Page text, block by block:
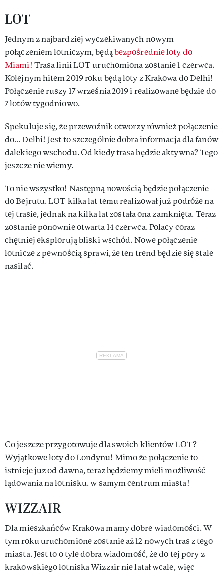
LOT
Jednym z najbardziej wyczekiwanych nowym
połączeniem lotniczym, będąbezpośrednie loty do
Miami! Trasa linii LOT uruchomiona zostanie 1 czerwca.
Kolejnym hitem 2019 roku będą loty z Krakowa do Delhi!
Połączenie ruszy 17 września 2019 i realizowane będzie do
7 lotów tygodniowo.
Spekuluje się, że przewoźnik otworzy również połączenie
do… Delhi! Jest to szczególnie dobra informacja dla fanów
dalekiego wschodu. Od kiedy trasa będzie aktywna? Tego
jeszcze nie wiemy.
To nie wszystko! Następną nowością będzie połączenie
do Bejrutu. LOT kilka lat temu realizował już podróże na
tej trasie, jednak na kilka lat została ona zamknięta. Teraz
zostanie ponownie otwarta 14 czerwca. Polacy coraz
chętniej eksplorują bliski wschód. Nowe połączenie
lotnicze z pewnością sprawi, że ten trend będzie się stale
nasilać.
Co jeszcze przygotowuje dla swoich klientów LOT?
Wyjątkowe loty do Londynu! Mimo że połączenie to
istnieje juz od dawna, teraz będziemy mieli możliwość
lądowania na lotnisku. w samym centrum miasta!
WIZZAIR
Dla mieszkańców Krakowa mamy dobre wiadomości. W
tym roku uruchomione zostanie aż 12 nowych tras z tego
miasta. Jest to o tyle dobra wiadomość, że do tej pory z
krakowskiego lotniska Wizzair nie latał wcale, więc